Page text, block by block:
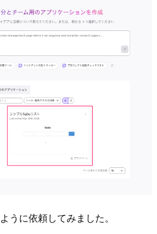
うに依頼してみました。